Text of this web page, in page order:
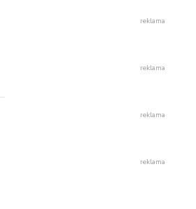
reklama
reklama
reklama
reklama